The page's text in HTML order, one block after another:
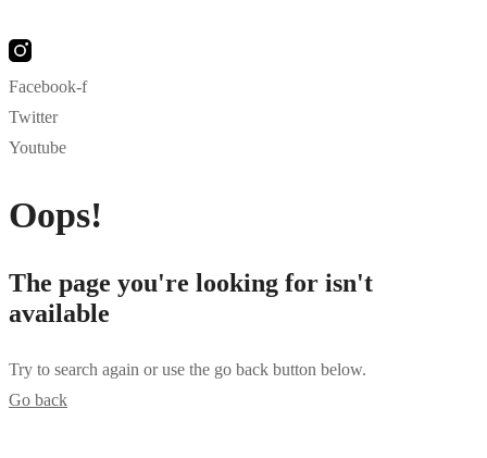
Facebook-f
Twitter
Youtube
Oops!
The page you're looking for isn't
available
Try to search again or use the go back button below.
Go back